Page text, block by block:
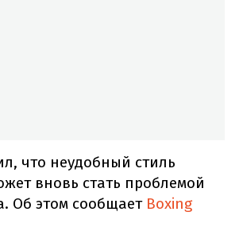
что неудобный стиль
вновь стать проблемой
Об этом сообщает Boxing